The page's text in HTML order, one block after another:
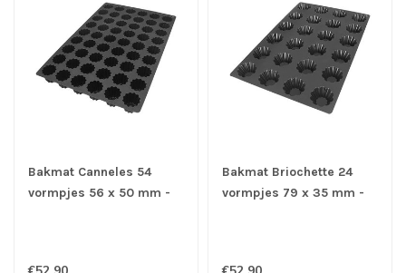
Bakmat Canneles 54
vormpjes 56 x 50 mm -
Bakmat Briochette 24
vormpjes 79 x 35 mm -